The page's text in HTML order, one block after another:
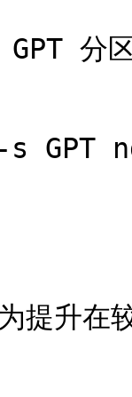
分
GPT
提升在